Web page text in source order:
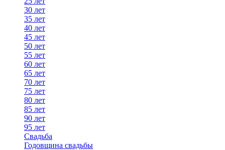
30 лет
35 лет
40 лет
45 лет
50 лет
55 лет
60 лет
65 лет
70 лет
75 лет
80 лет
85 лет
90 лет
95 лет
Свадьба
Годовщина свадьбы